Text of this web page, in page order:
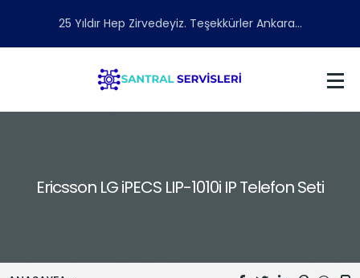
25 Yıldır Hep Zirvedeyiz. Teşekkürler Ankara...
Ericsson LG iPECS LIP-1010i IP Telefon Seti